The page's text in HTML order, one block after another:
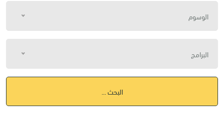
الوسوم
البرامج
البحث ...